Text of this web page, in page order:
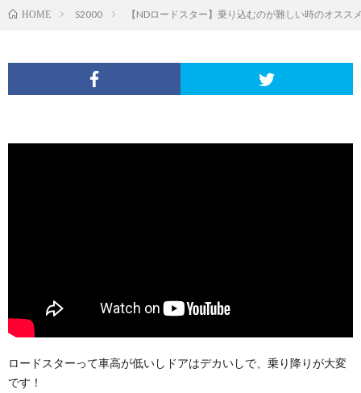
HOME S2000 【NDロードスター】乗り込むのが難しい時のオスス
ロードスターって車高が低いしドアはデカいしで、乗り降りが大変
です！